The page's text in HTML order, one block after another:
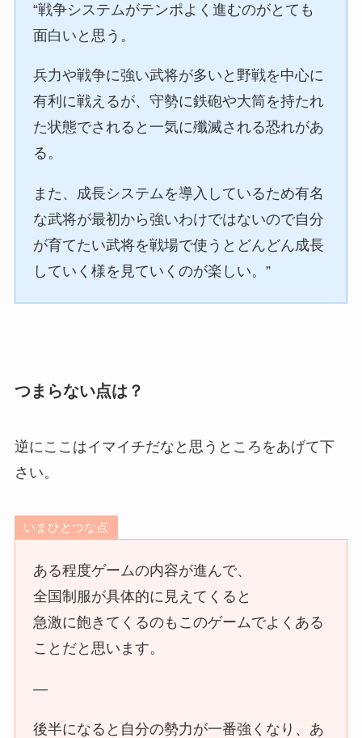
“戦争システムがテンポよく進むのがとても
面白いと思う。
兵力や戦争に強い武将が多いと野戦を中心に
有利に戦えるが、守勢に鉄砲や大筒を持たれ
た状態でされると一気に殲滅される恐れがあ
る。
また、成長システムを導入しているため有名
な武将が最初から強いわけではないので自分
が育てたい武将を戦場で使うとどんどん成長
していく様を見ていくのが楽しい。”
つまらない点は？
逆にここはイマイチだなと思うところをあげて下
さい。
いまひとつな点
ある程度ゲームの内容が進んで、
全国制服が具体的に見えてくると
急激に飽きてくるのもこのゲームでよくある
ことだと思います。
—
後半になると自分の勢力が一番強くなり、あ